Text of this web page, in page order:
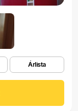
Árlista